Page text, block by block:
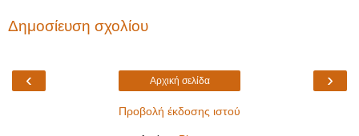
Δημοσίευση σχολίου
‹ ›
Αρχική σελίδα
Προβολή έκδοσης ιστού